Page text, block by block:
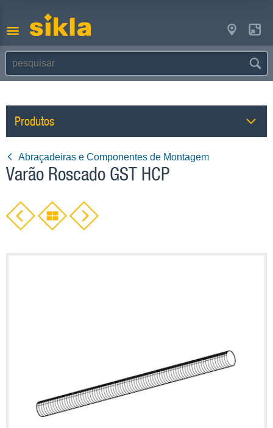
Produtos
Abraçadeiras e Componentes de Montagem
Varão Roscado GST HCP